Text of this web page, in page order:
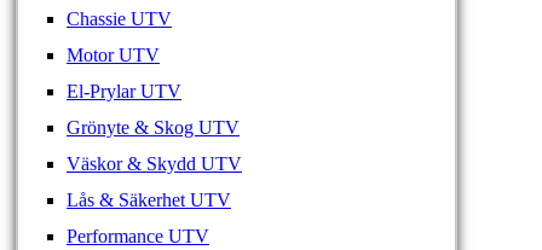
Chassie UTV
Motor UTV
El-Prylar UTV
Grönyte & Skog UTV
Väskor & Skydd UTV
Lås & Säkerhet UTV
Performance UTV